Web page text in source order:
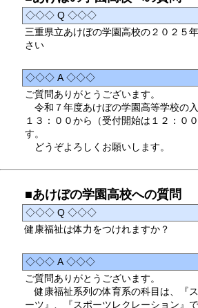
◇◇◇ Q ◇◇◇
三重県立あけぼの学園高校の２０２５
さい
◇◇◇ A ◇◇◇
ご質問ありがとうございます。
令和７年度あけぼの学園高等学校の入
１３：００から（受付開始は１２：０
す。
どうぞよろしくお願いします。
■あけぼの学園高校への質問
◇◇◇ Q ◇◇◇
健康福祉は体力をつけれますか？
◇◇◇ A ◇◇◇
ご質問ありがとうございます。
健康福祉系列の体育系の科目は、『
ーツ』、『スポーツレクレーション』で